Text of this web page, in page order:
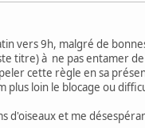
vers 9h, malgré de
titre) à ne pas entamer
cette règle en sa
loin le blocage ou
d'oiseaux et me